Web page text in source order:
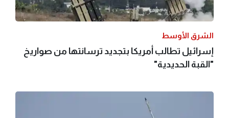
الشرق الأوسط
إسرائيل تطالب أمريكا بتجديد ترسانتها من صواريخ
"القبة الحديدية"